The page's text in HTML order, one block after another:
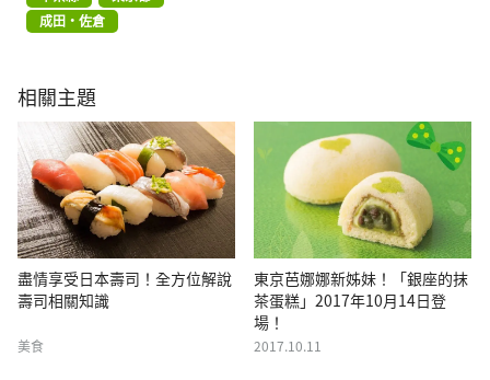
成田・佐倉
相關主題
盡情享受日本壽司！全方位解說
壽司相關知識
美食
東京芭娜娜新姊妹！「銀座的抹
茶蛋糕」2017年10月14日登
場！
2017.10.11